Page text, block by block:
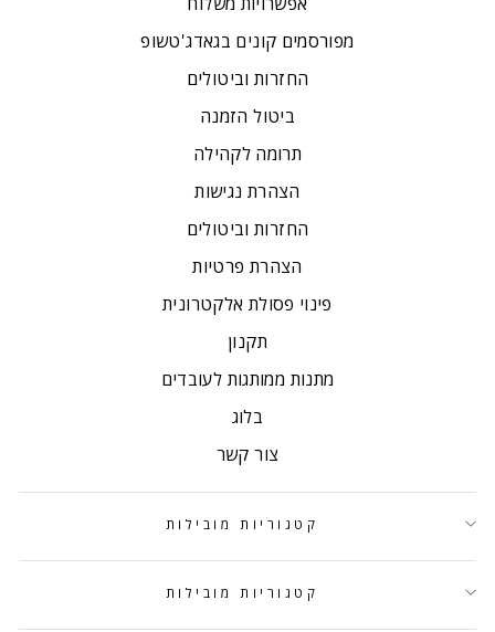
מפורסמים קונים בגאדג'טשופ
החזרות וביטולים
ביטול הזמנה
תרומה לקהילה
הצהרת נגישות
החזרות וביטולים
הצהרת פרטיות
פינוי פסולת אלקטרונית
תקנון
מתנות ממותגות לעובדים
בלוג
צור קשר
קטגוריות מובילות
קטגוריות מובילות